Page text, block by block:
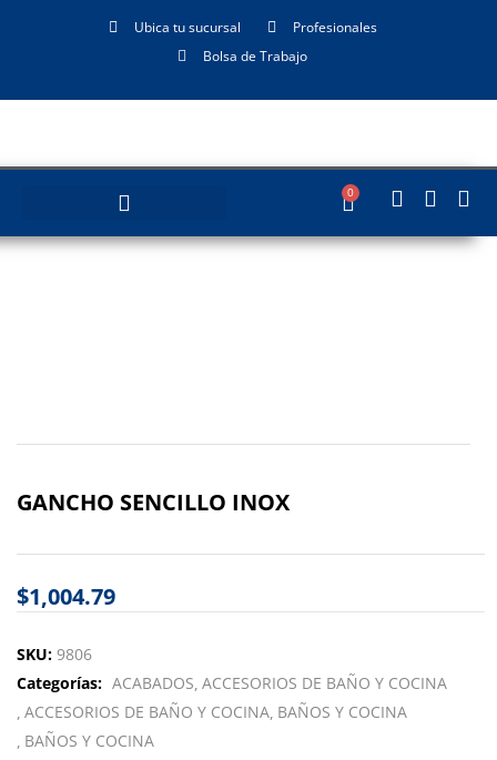
Ubica tu sucursal
Profesionales
Bolsa de Trabajo
0
GANCHO SENCILLO INOX
$1,004.79
SKU: 9806
Categorías: ACABADOS ACCESORIOS DE BAÑO Y COCINA
ACCESORIOS DE BAÑO Y COCINA BAÑOS Y COCINA
BAÑOS Y COCINA